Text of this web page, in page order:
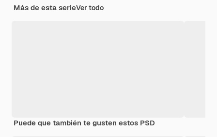
Más de esta serieVer todo
Puede que también te gusten estos PSD